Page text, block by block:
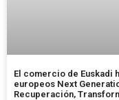
El comercio de Euskadi
europeos Next
Recuperación,